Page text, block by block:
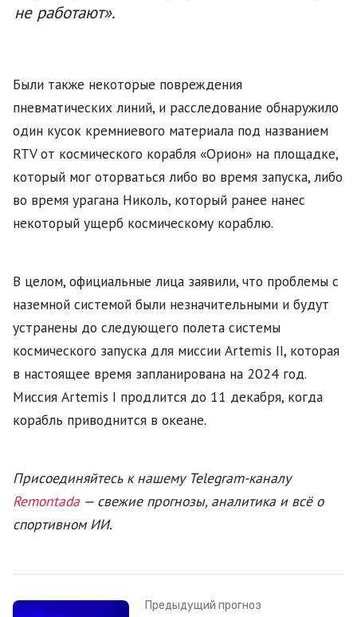
не работают».
Были также некоторые повреждения
пневматических линий, и расследование обнаружило
один кусок кремниевого материала под названием
RTV от космического корабля «Орион» на площадке,
который мог оторваться либо во время запуска, либо
во время урагана Николь, который ранее нанес
некоторый ущерб космическому кораблю.
В целом, официальные лица заявили, что проблемы с
наземной системой были незначительными и будут
устранены до следующего полета системы
космического запуска для миссии Artemis II, которая
в настоящее время запланирована на 2024 год.
Миссия Artemis I продлится до 11 декабря, когда
корабль приводнится в океане.
Присоединяйтесь к нашему Telegram-каналу
Remontada — свежие прогнозы, аналитика и всё о
спортивном ИИ.
Предыдущий прогноз